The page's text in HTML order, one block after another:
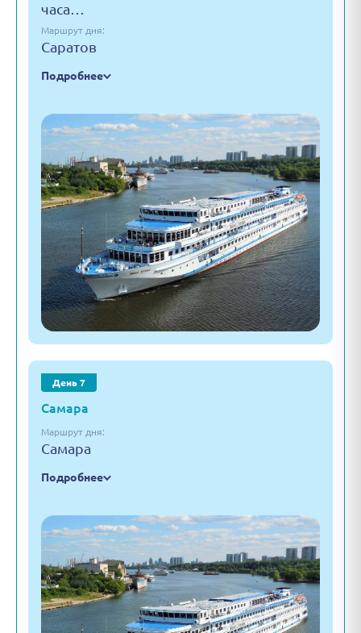
часа…
Маршрут дня:
Саратов
Подробнее
День 7
Самара
Маршрут дня:
Самара
Подробнее